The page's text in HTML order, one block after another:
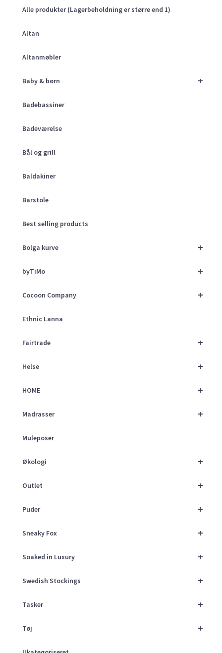
Alle produkter (Lagerbeholdning er større end 1)
Altan
Altanmøbler
+
Baby & børn
Badebassiner
Badeværelse
Bål og grill
Baldakiner
Barstole
Best selling products
+
Bolga kurve
+
byTiMo
+
Cocoon Company
Ethnic Lanna
+
Fairtrade
+
Helse
+
HOME
+
Madrasser
Muleposer
+
Økologi
+
Outlet
+
Puder
+
Sneaky Fox
+
Soaked in Luxury
+
Swedish Stockings
+
Tasker
+
Tøj